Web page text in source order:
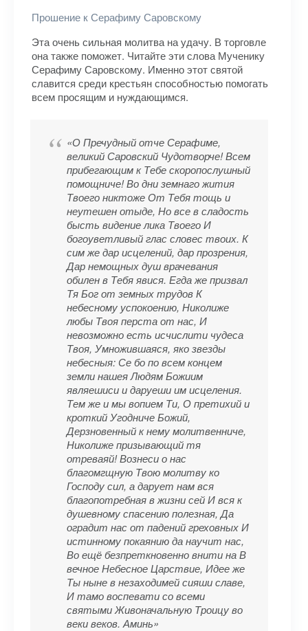
Прошение к Серафиму Саровскому
Эта очень сильная молитва на удачу. В торговле
она также поможет. Читайте эти слова Мученику
Серафиму Саровскому. Именно этот святой
славится среди крестьян способностью помогать
всем просящим и нуждающимся.
«О Пречудный отче Серафиме,
великий Саровский Чудотворче! Всем
прибегающим к Тебе скоропослушный
помощниче! Во дни земнаго жития
Твоего никтоже От Тебя тощь и
неутешен отыде, Но все в сладость
бысть видение лика Твоего И
богоуветливый глас словес твоих. К
сим же дар исцелений, дар прозрения,
Дар немощных душ врачевания
обилен в Тебя явися. Егда же призвал
Тя Бог от земных трудов К
небесному успокоению, Николиже
любы Твоя перста от нас, И
невозможно есть исчислити чудеса
Твоя, Умножившаяся, яко звезды
небесныя: Се бо по всем концем
земли нашея Людям Божиим
являешиси и даруеши им исцеления.
Тем же и мы вопием Ти, О претихий и
кроткий Угодниче Божий,
Дерзновенный к нему молитвенниче,
Николиже призывающий тя
отреваяй! Вознеси о нас
благомгщную Твою молитву ко
Господу сил, а дарует нам вся
благопотребная в жизни сей И вся к
душевному спасению полезная, Да
оградит нас от падений греховных И
истинному покаянию да научит нас,
Во ещё безпреткновенно внити на В
вечное Небесное Царствие, Идее же
Ты ныне в незаходимей сияши славе,
И тамо воспевати со всеми
святыми Живоначальную Троицу во
веки веков. Аминь»